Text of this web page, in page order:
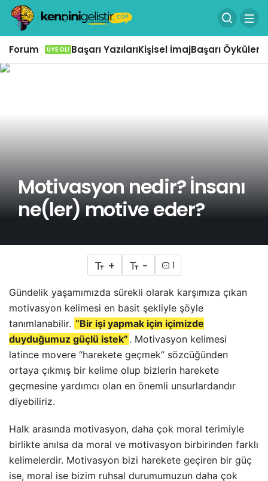
Forum ÜYE OL! Başarı YazılarıKişisel İmajBaşarı Öyküleri
Motivasyon nedir? İnsanı
ne(ler) motive eder?
+ - 1
Gündelik yaşamımızda sürekli olarak karşımıza çıkan
motivasyon kelimesi en basit şekliyle şöyle
tanımlanabilir. “Bir işi yapmak için içimizde
duyduğumuz güçlü istek” . Motivasyon kelimesi
latince movere “harekete geçmek” sözcüğünden
ortaya çıkmış bir kelime olup bizlerin harekete
geçmesine yardımcı olan en önemli unsurlardandır
diyebiliriz.
Halk arasında motivasyon, daha çok moral terimiyle
birlikte anılsa da moral ve motivasyon birbirinden farklı
kelimelerdir. Motivasyon bizi harekete geçiren bir güç
ise, moral ise bizim ruhsal durumumuzun daha çok